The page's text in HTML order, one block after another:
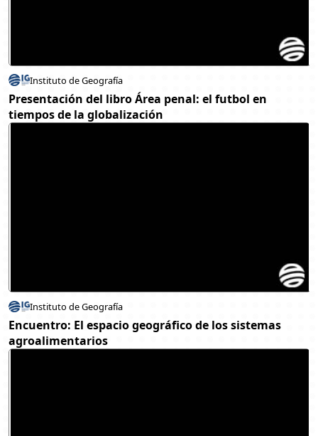
Instituto de Geografía
Presentación del libro Área penal: el futbol en
tiempos de la globalización
Instituto de Geografía
Encuentro: El espacio geográfico de los sistemas
agroalimentarios